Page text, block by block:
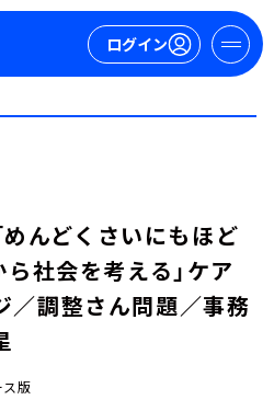
ログイン
めんどくさいにもほど
社会を考える」ケア
／調整さん問題／事務
版